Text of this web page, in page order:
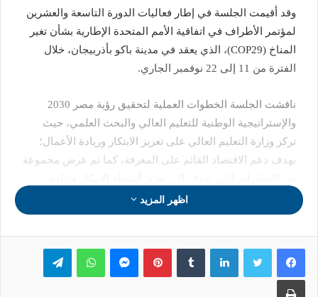
وقد أقيمت الجلسة في إطار فعاليات الدورة التاسعة والعشرين
لمؤتمر الأطراف في اتفاقية الأمم المتحدة الإطارية بشأن تغير
المناخ (COP29)، الذي يعقد في مدينة باكو بأذربيجان، خلال
الفترة من 11 إلى 22 نوفمبر الجاري.
ناقشت الجلسة الخطوات العملية لتحقيق رؤية مصر 2030
والإستراتيجية الوطنية للتعليم العالي والبحث العلمي، حيث
تركز وزارة التعليم العالي على تعزيز الابتكار وريادة الأعمال؛
بهدف دعم الاقتصاد القائم على المعرفة، كما تم عرض مجموعة
الأعمال، من أبرزها مبادرة “تحالف وتنمية” التي تهدف إلى
إنشاء مراكز إقليمية للابتكار في سبع مناطق جغرافية.
اظهر المزيد
لينكدإن بينتيريستماسنجر واتساب تيلقرام
طباعة